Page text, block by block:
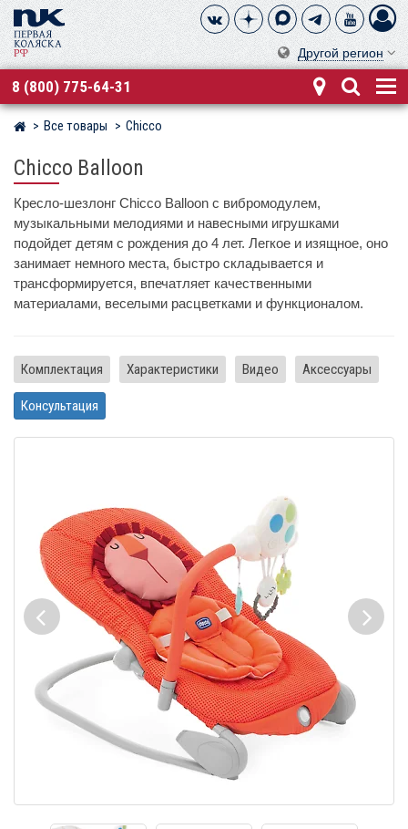
Другой регион
8 (800) 775-64-31
Магазин детских колясок
Все товары Chicco
Chicco Balloon
Кресло-шезлонг Chicco Balloon с вибромодулем,
музыкальными мелодиями и навесными игрушками
подойдет детям с рождения до 4 лет. Легкое и изящное, оно
занимает немного места, быстро складывается и
трансформируется, впечатляет качественными
материалами, веселыми расцветками и функционалом.
Комплектация Характеристики Видео Аксессуары
Консультация